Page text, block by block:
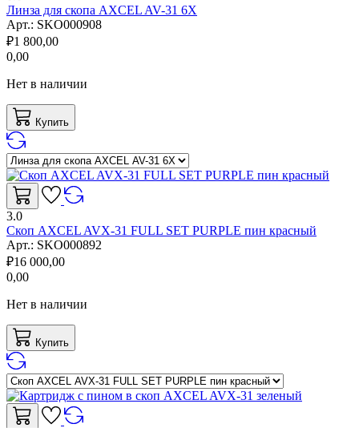
Линза для скопа AXCEL AV-31 6X
Арт.: SKO000908
₽1 800,00
0,00
Нет в наличии
Купить
3.0
Скоп AXCEL AVX-31 FULL SET PURPLE пин красный
Арт.: SKO000892
₽16 000,00
0,00
Нет в наличии
Купить